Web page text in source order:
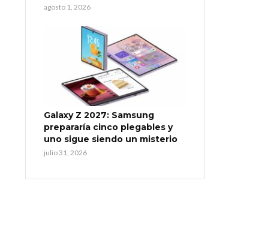
agosto 1, 2026
Galaxy Z 2027: Samsung
prepararía cinco plegables y
uno sigue siendo un misterio
julio 31, 2026